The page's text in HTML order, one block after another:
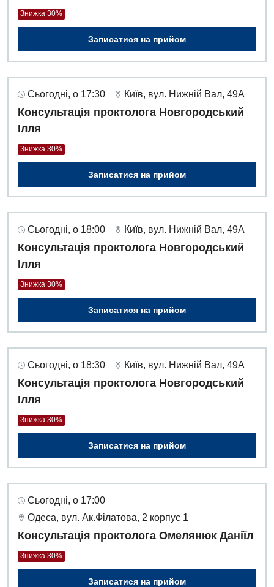
Мамологія
Нейрохірургія
Оториноларингологія
Офтальмологічне відділення
Педіатричне відділення
Пульмонологія
Ревматологія
Терапевтичне відділення
Терапія
Травматологічне відділення
Урологічне відділення
Урологія
Для дітей
Дитяча алергологія
Дитяча гастроентерологія
Дитяча гінекологія
Знижка 30%
Записатися на прийом
Сьогодні, о 17:30 Київ, вул. Нижній Вал, 49А
Консультація проктолога Новгородський
Ілля
Знижка 30%
Записатися на прийом
Сьогодні, о 18:00 Київ, вул. Нижній Вал, 49А
Консультація проктолога Новгородський
Ілля
Знижка 30%
Записатися на прийом
Сьогодні, о 18:30 Київ, вул. Нижній Вал, 49А
Консультація проктолога Новгородський
Ілля
Знижка 30%
Записатися на прийом
Сьогодні, о 17:00
Одеса, вул. Ак.Філатова, 2 корпус 1
Консультація проктолога Омелянюк Даніїл
Знижка 30%
Записатися на прийом